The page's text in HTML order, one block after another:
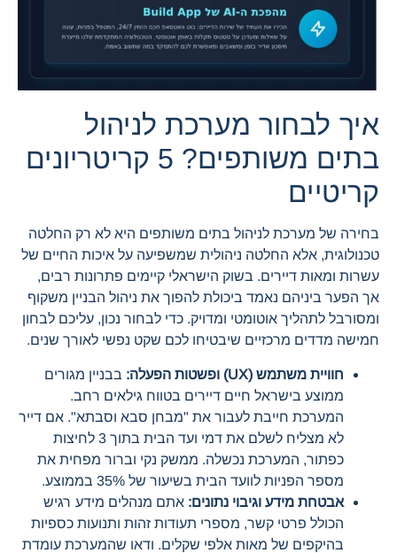
איך לבחור מערכת לניהול
בתים משותפים? 5 קריטריונים
קריטיים
בחירה של מערכת לניהול בתים משותפים היא לא רק החלטה
טכנולוגית, אלא החלטה ניהולית שמשפיעה על איכות החיים של
עשרות ומאות דיירים. בשוק הישראלי קיימים פתרונות רבים,
אך הפער ביניהם נאמד ביכולת להפוך את ניהול הבניין משקוף
ומסורבל לתהליך אוטומטי ומדויק. כדי לבחור נכון, עליכם לבחון
חמישה מדדים מרכזיים שיבטיחו לכם שקט נפשי לאורך שנים.
חוויית משתמש (UX) ופשטות הפעלה:
בבניין מגורים
ממוצע בישראל חיים דיירים בטווח גילאים רחב.
המערכת חייבת לעבור את "מבחן סבא וסבתא". אם דייר
לא מצליח לשלם את דמי ועד הבית בתוך 3 לחיצות
כפתור, המערכת נכשלה. ממשק נקי וברור מפחית את
מספר הפניות לוועד הבית בשיעור של 35% בממוצע.
אבטחת מידע וגיבוי נתונים: אתם מנהלים מידע רגיש
הכולל פרטי קשר, מספרי תעודות זהות ותנועות כספיות
בהיקפים של מאות אלפי שקלים. ודאו שהמערכת עומדת